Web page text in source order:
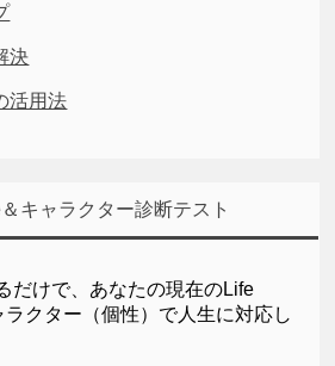
決
活用法
キャラクター診断テスト
だけで、 あなたの現在のLife
クター（個性）で人生に対応し